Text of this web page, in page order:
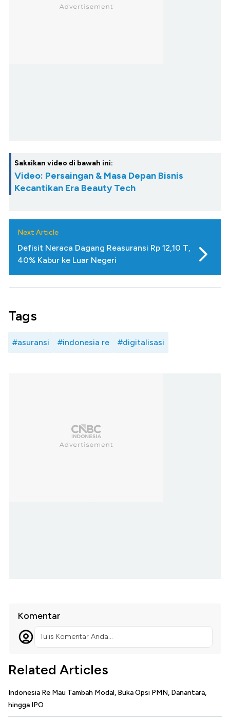
Saksikan video di bawah ini:
Video: Persaingan & Masa Depan Bisnis
Kecantikan Era Beauty Tech
Next Article
Defisit Neraca Dagang Reasuransi Rp 12,10 T,
40% Kabur ke Luar Negeri
Tags
#asuransi #indonesia re #digitalisasi
Komentar
Tulis Komentar Anda...
Related Articles
Indonesia Re Mau Tambah Modal, Buka Opsi PMN, Danantara,
hingga IPO